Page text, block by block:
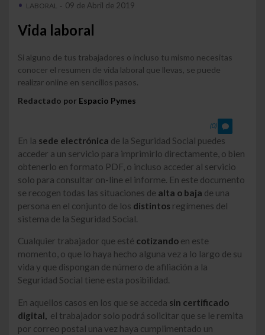
LABORAL - 09 de Abril de 2019
Vida laboral
Si alguno de tus trabajadores o incluso tu mismo necesitas
conocer el resumen de vida laboral que llevas, se puede
realizar online en sencillos pasos.
Redactado por Espacio Pymes
(0)
En la sede electrónica de la Seguridad Social puedes
acceder a un servicio para imprimirlo directamente, o bien
obtenerlo en formato PDF, o incluso acceder al servicio
solo para consultar on-line el informe. En este documento
se recogen todas las situaciones de alta o baja de una
persona en el conjunto de los distintos regímenes del
sistema de la Seguridad Social.
Cualquier trabajador que esté cotizando en este
momento, o que lo haya hecho alguna vez a lo largo de su
vida y que dispongan de número de afiliación a la
Seguridad Social tiene esta posibilidad.
En aquellos casos en los que se acceda sin certificado
digital, el trabajador solo podrá solicitar que se le remita
por correo postal una vez haya cumplimentado un